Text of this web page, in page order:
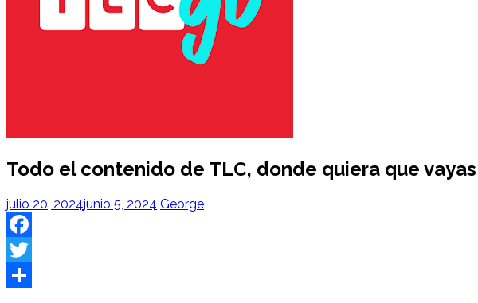
Todo el contenido de TLC, donde quiera que
julio 20, 2024junio 5, 2024 George
Facebook
Twitter
Share